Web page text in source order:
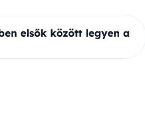
elsők között legyen a